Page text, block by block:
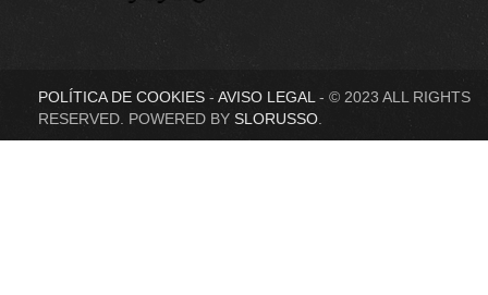
POLÍTICA DE COOKIES - AVISO LEGAL - © 2023 ALL RIGHTS
RESERVED. POWERED BY SLORUSSO